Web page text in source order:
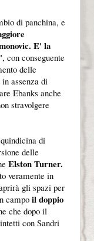
di panchina, e
E' la
, con conseguente
delle
assenza di
Ebanks anche
stravolgere
di
delle
Elston Turner.
veramente in
gli spazi per
campoil doppio
che dopo il
con Sandri